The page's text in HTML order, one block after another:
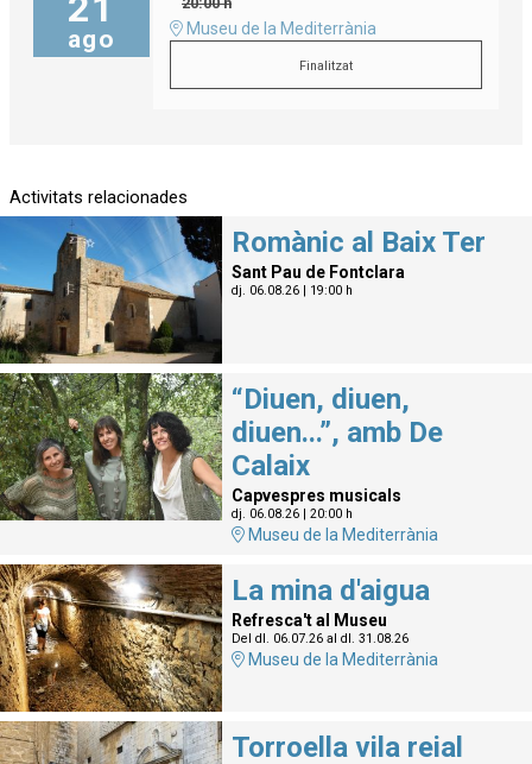
ago Museu de la Mediterrània
Finalitzat
Activitats relacionades
Romànic al Baix Ter
Sant Pau de Fontclara
dj. 06.08.26| 19:00 h
“Diuen, diuen,
diuen...”, amb De
Calaix
Capvespres musicals
dj. 06.08.26| 20:00 h
Museu de la Mediterrània
La mina d'aigua
Refresca't al Museu
Del dl. 06.07.26al dl. 31.08.26
Museu de la Mediterrània
Torroella vila reial